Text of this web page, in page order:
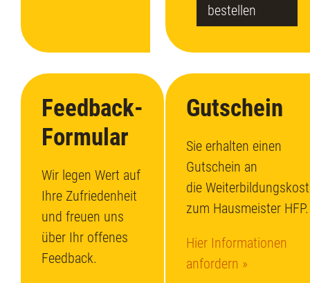
bestellen
Feedback-
Formular
Wir legen Wert auf
Ihre Zufriedenheit
und freuen uns
über Ihr offenes
Feedback.
Gutschein
Sie erhalten einen
Gutschein an
die
zum Hausmeister HFP.
Hier Informationen
anfordern »